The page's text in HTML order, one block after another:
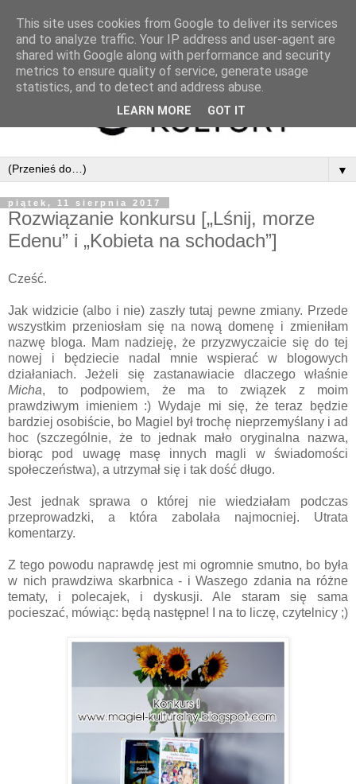
▼
piątek, 11 sierpnia 2017
Rozwiązanie konkursu [„Lśnij, morze
Edenu” i „Kobieta na schodach”]
Cześć.
Jak widzicie (albo i nie) zaszły tutaj pewne zmiany. Przede
wszystkim przeniosłam się na nową domenę i zmieniłam
nazwę bloga. Mam nadzieję, że przyzwyczaicie się do tej
nowej i będziecie nadal mnie wspierać w blogowych
działaniach. Jeżeli się zastanawiacie dlaczego właśnie
Micha, to podpowiem, że ma to związek z moim
prawdziwym imieniem :) Wydaje mi się, że teraz będzie
bardziej osobiście, bo Magiel był trochę nieprzemyślany i ad
hoc (szczególnie, że to jednak mało oryginalna nazwa,
biorąc pod uwagę masę innych magli w świadomości
społeczeństwa), a utrzymał się i tak dość długo.
Jest jednak sprawa o której nie wiedziałam podczas
przeprowadzki, a która zabolała najmocniej. Utrata
komentarzy.
Z tego powodu naprawdę jest mi ogromnie smutno, bo była
w nich prawdziwa skarbnica - i Waszego zdania na różne
tematy, i polecajek, i dyskusji. Ale staram się sama
pocieszać, mówiąc: będą następne! I na to liczę, czytelnicy ;)
This site uses cookies from Google to deliver its services
and to analyze traffic. Your IP address and user-agent are
shared with Google along with performance and security
metrics to ensure quality of service, generate usage
statistics, and to detect and address abuse.
LEARN MORE GOT IT